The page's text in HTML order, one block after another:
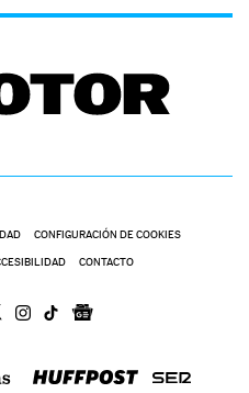
CONFIGURACIÓN DE COOKIES
CONTACTO